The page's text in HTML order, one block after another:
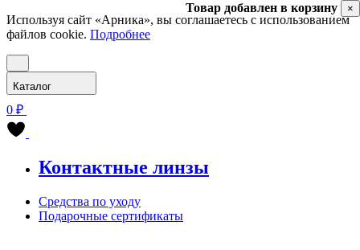
Используя сайт «Арника», вы соглашаетесь с использованием
файлов cookie. Подробнее
Каталог
0 ₽
Контактные линзы
Средства по уходу
Подарочные сертификаты
Товар добавлен в корзину ×